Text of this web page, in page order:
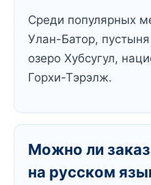
Среди популярных
Улан-Батор,
озеро Хубсугул,
Горхи-Тэрэлж.
Можно ли
на русском